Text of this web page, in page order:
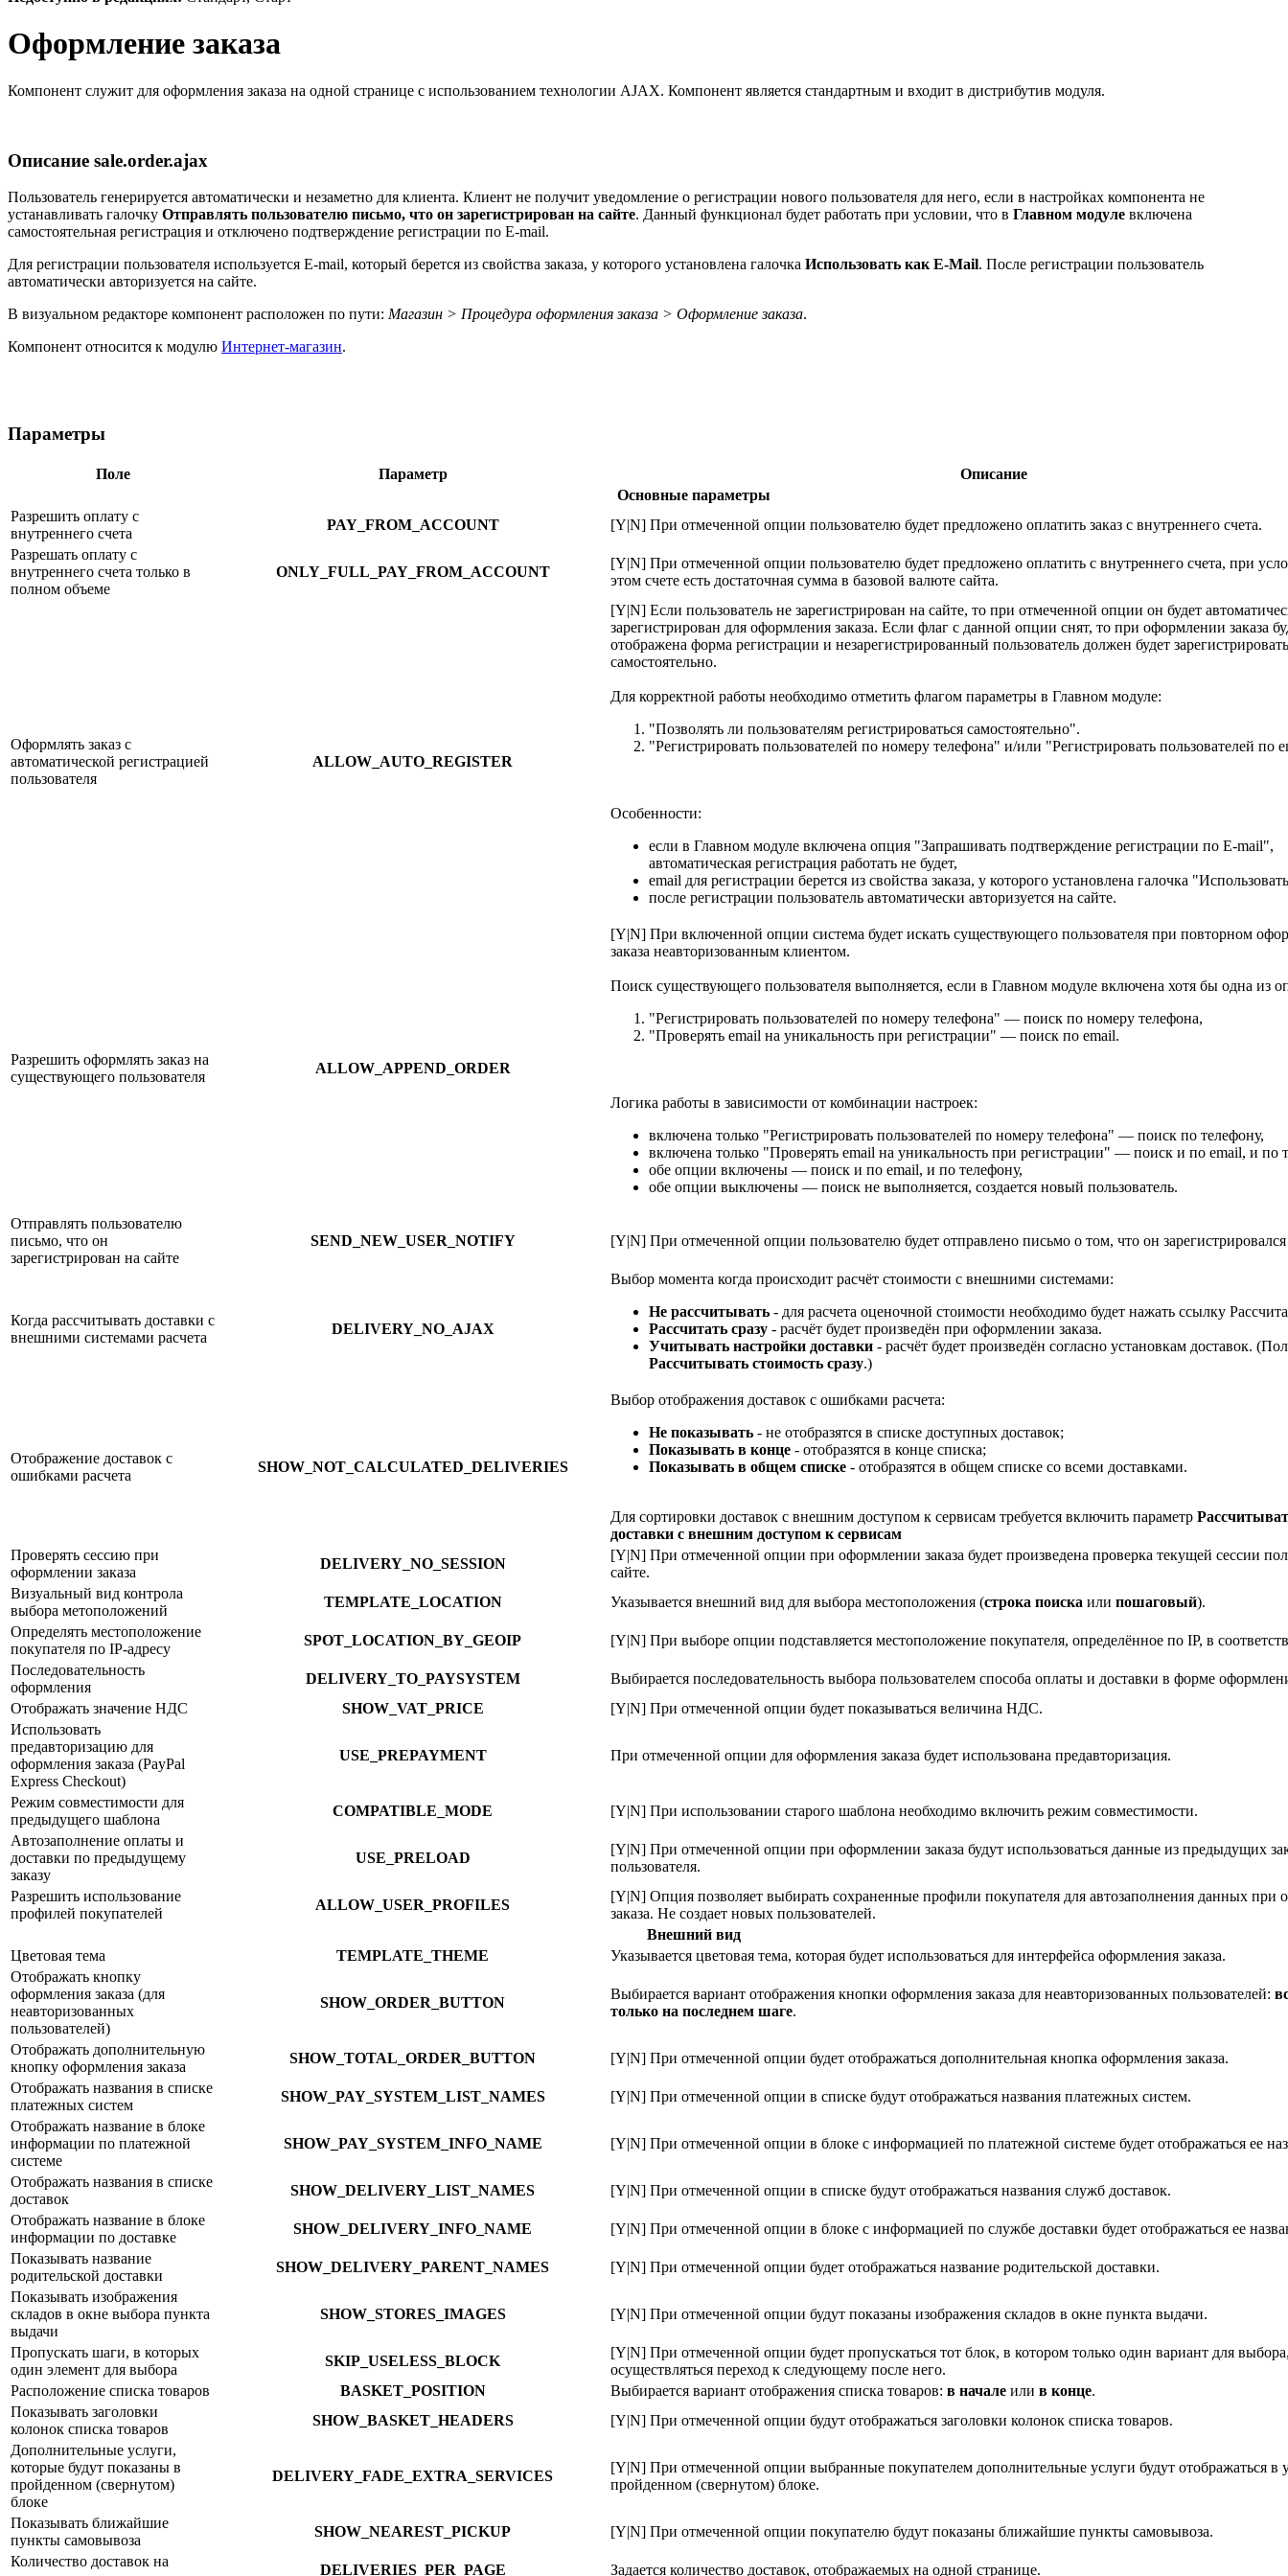
Оформление заказа
Компонент служит для оформления заказа на одной странице с использованием технологии AJAX. Компонент является стандартным и входит в дистрибутив модуля.
Описание sale.order.ajax
Пользователь генерируется автоматически и незаметно для клиента. Клиент не получит уведомление о регистрации нового пользователя для него, если в настройках компонента не
устанавливать галочку Отправлять пользователю письмо, что он зарегистрирован на сайте. Данный функционал будет работать при условии, что в Главном модуле включена
самостоятельная регистрация и отключено подтверждение регистрации по E-mail.
Для регистрации пользователя используется E-mail, который берется из свойства заказа, у которого установлена галочка Использовать как E-Mail. После регистрации пользователь
автоматически авторизуется на сайте.
В визуальном редакторе компонент расположен по пути: Магазин > Процедура оформления заказа > Оформление заказа.
Компонент относится к модулю Интернет-магазин.
Параметры
Поле Параметр
Описание
Основные параметры
Разрешить оплату с
внутреннего счета
PAY_FROM_ACCOUNT
[Y|N] При отмеченной опции пользователю будет предложено оплатить заказ с внутреннего счета.
Разрешать оплату с
внутреннего счета только в
полном объеме
ONLY_FULL_PAY_FROM_ACCOUNT
[Y|N] При отмеченной опции пользователю будет предложено оплатить с внутреннего счета, при
этом счете есть достаточная сумма в базовой валюте сайта.
Оформлять заказ с
автоматической регистрацией
пользователя
ALLOW_AUTO_REGISTER
[Y|N] Если пользователь не зарегистрирован на сайте, то при отмеченной опции он будет
зарегистрирован для оформления заказа. Если флаг с данной опции снят, то при оформлении заказа
отображена форма регистрации и незарегистрированный пользователь должен будет
самостоятельно.
Для корректной работы необходимо отметить флагом параметры в Главном модуле:
"Позволять ли пользователям регистрироваться самостоятельно".
"Регистрировать пользователей по номеру телефона" и/или "Регистрировать пользователей по
Особенности:
если в Главном модуле включена опция "Запрашивать подтверждение регистрации по E-mail",
автоматическая регистрация работать не будет,
email для регистрации берется из свойства заказа, у которого установлена галочка
после регистрации пользователь автоматически авторизуется на сайте.
Разрешить оформлять заказ на
существующего пользователя
ALLOW_APPEND_ORDER
[Y|N] При включенной опции система будет искать существующего пользователя при повторном
заказа неавторизованным клиентом.
Поиск существующего пользователя выполняется, если в Главном модуле включена хотя бы одна из
"Регистрировать пользователей по номеру телефона" — поиск по номеру телефона,
"Проверять email на уникальность при регистрации" — поиск по email.
Логика работы в зависимости от комбинации настроек:
включена только "Регистрировать пользователей по номеру телефона" — поиск по телефону,
включена только "Проверять email на уникальность при регистрации" — поиск и по email, и по
обе опции включены — поиск и по email, и по телефону,
обе опции выключены — поиск не выполняется, создается новый пользователь.
Отправлять пользователю
письмо, что он
зарегистрирован на сайте
SEND_NEW_USER_NOTIFY [Y|N] При отмеченной опции пользователю будет отправлено письмо о том, что он зарегистрировался
Когда рассчитывать доставки с
внешними системами расчета
DELIVERY_NO_AJAX
Выбор момента когда происходит расчёт стоимости с внешними системами:
Не рассчитывать - для расчета оценочной стоимости необходимо будет нажать ссылку
Рассчитать сразу - расчёт будет произведён при оформлении заказа.
Учитывать настройки доставки - расчёт будет произведён согласно установкам доставок.
Рассчитывать стоимость сразу.)
Отображение доставок с
ошибками расчета
SHOW_NOT_CALCULATED_DELIVERIES
Выбор отображения доставок с ошибками расчета:
Не показывать - не отобразятся в списке доступных доставок;
Показывать в конце - отобразятся в конце списка;
Показывать в общем списке - отобразятся в общем списке со всеми доставками.
Для сортировки доставок с внешним доступом к сервисам требуется включить параметр
доставки с внешним доступом к сервисам
Проверять сессию при
оформлении заказа
DELIVERY_NO_SESSION
[Y|N] При отмеченной опции при оформлении заказа будет произведена проверка текущей сессии
сайте.
Визуальный вид контрола
выбора метоположений
TEMPLATE_LOCATION Указывается внешний вид для выбора местоположения (строка поиска или пошаговый).
Определять местоположение
покупателя по IP-адресу
SPOT_LOCATION_BY_GEOIP
[Y|N] При выборе опции подставляется местоположение покупателя, определённое по IP, в
Последовательность
оформления
DELIVERY_TO_PAYSYSTEM
Выбирается последовательность выбора пользователем способа оплаты и доставки в форме
Отображать значение НДС
SHOW_VAT_PRICE
[Y|N] При отмеченной опции будет показываться величина НДС.
Использовать
предавторизацию для
оформления заказа (PayPal
Express Checkout)
USE_PREPAYMENT При отмеченной опции для оформления заказа будет использована предавторизация.
Режим совместимости для
предыдущего шаблона
COMPATIBLE_MODE
[Y|N] При использовании старого шаблона необходимо включить режим совместимости.
Автозаполнение оплаты и
доставки по предыдущему
заказу
USE_PRELOAD
[Y|N] При отмеченной опции при оформлении заказа будут использоваться данные из предыдущих
пользователя.
Разрешить использование
профилей покупателей
ALLOW_USER_PROFILES
[Y|N] Опция позволяет выбирать сохраненные профили покупателя для автозаполнения данных при
заказа. Не создает новых пользователей.
Внешний вид
Цветовая тема
TEMPLATE_THEME
Указывается цветовая тема, которая будет использоваться для интерфейса оформления заказа.
Отображать кнопку
оформления заказа (для
неавторизованных
пользователей)
SHOW_ORDER_BUTTON
Выбирается вариант отображения кнопки оформления заказа для неавторизованных пользователей:
только на последнем шаге.
Отображать дополнительную
кнопку оформления заказа
SHOW_TOTAL_ORDER_BUTTON
[Y|N] При отмеченной опции будет отображаться дополнительная кнопка оформления заказа.
Отображать названия в списке
платежных систем
SHOW_PAY_SYSTEM_LIST_NAMES
[Y|N] При отмеченной опции в списке будут отображаться названия платежных систем.
Отображать название в блоке
информации по платежной
системе
SHOW_PAY_SYSTEM_INFO_NAME [Y|N] При отмеченной опции в блоке с информацией по платежной системе будет отображаться ее
Отображать названия в списке
доставок
SHOW_DELIVERY_LIST_NAMES
[Y|N] При отмеченной опции в списке будут отображаться названия служб доставок.
Отображать название в блоке
информации по доставке
SHOW_DELIVERY_INFO_NAME
[Y|N] При отмеченной опции в блоке с информацией по службе доставки будет отображаться ее
Показывать название
родительской доставки
SHOW_DELIVERY_PARENT_NAMES
[Y|N] При отмеченной опции будет отображаться название родительской доставки.
Показывать изображения
складов в окне выбора пункта
выдачи
SHOW_STORES_IMAGES [Y|N] При отмеченной опции будут показаны изображения складов в окне пункта выдачи.
Пропускать шаги, в которых
один элемент для выбора
SKIP_USELESS_BLOCK
[Y|N] При отмеченной опции будет пропускаться тот блок, в котором только один вариант для
осуществляться переход к следующему после него.
Расположение списка товаров
BASKET_POSITION Выбирается вариант отображения списка товаров: в начале или в конце.
Показывать заголовки
колонок списка товаров
SHOW_BASKET_HEADERS
[Y|N] При отмеченной опции будут отображаться заголовки колонок списка товаров.
Дополнительные услуги,
которые будут показаны в
пройденном (свернутом)
блоке
DELIVERY_FADE_EXTRA_SERVICES
[Y|N] При отмеченной опции выбранные покупателем дополнительные услуги будут отображаться в
пройденном (свернутом) блоке.
Показывать ближайшие
пункты самовывоза
SHOW_NEAREST_PICKUP
[Y|N] При отмеченной опции покупателю будут показаны ближайшие пункты самовывоза.
Количество доставок на
DELIVERIES_PER_PAGE Задается количество доставок, отображаемых на одной странице.